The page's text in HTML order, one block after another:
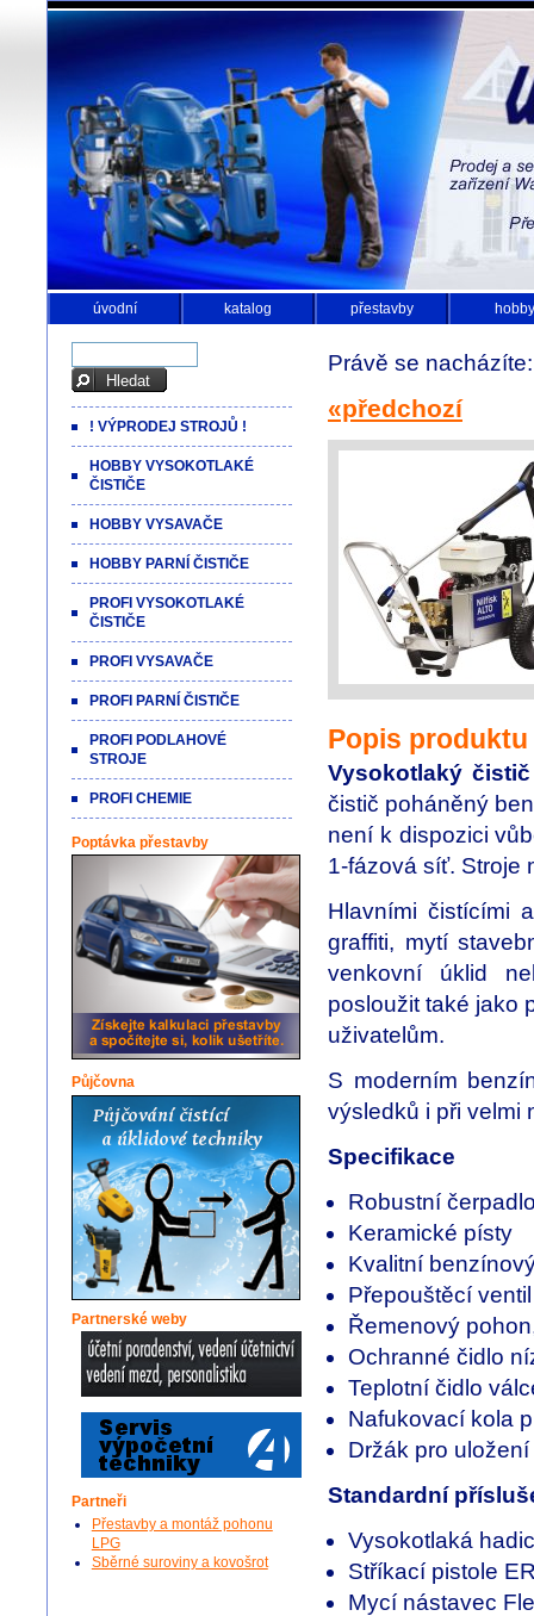
úvodní katalog přestavby hobby
Právě se
«předchozí
Popis produktu
Vysokotlaký
čistič poháněný
není k dispozici
1-fázová síť. Stroje
Hlavními čistícími
graffiti, mytí
venkovní úklid
posloužit také jako
uživatelům.
S moderním
výsledků i při velmi
Specifikace
Robustní
Keramické písty
Kvalitní
Přepouštěcí
Řemenový
Ochranné čidlo
Teplotní čidlo
Nafukovací kola
Držák pro
Standardní
Vysokotlaká
Stříkací pistole
Mycí nástavec
! VÝPRODEJ STROJŮ !
HOBBY VYSOKOTLAKÉ
ČISTIČE
HOBBY VYSAVAČE
HOBBY PARNÍ ČISTIČE
PROFI VYSOKOTLAKÉ
ČISTIČE
PROFI VYSAVAČE
PROFI PARNÍ ČISTIČE
PROFI PODLAHOVÉ
STROJE
PROFI CHEMIE
Poptávka přestavby
Půjčovna
Partnerské weby
Partneři
Přestavby a montáž pohonu
LPG
Sběrné suroviny a kovošrot